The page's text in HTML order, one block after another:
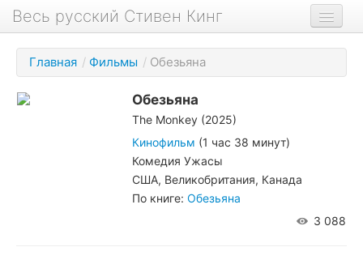
Весь русский Стивен Кинг
Книги
Фильмы
Аудиокниги
Главная / Фильмы / Обезьяна
Обезьяна
The Monkey (2025)
Кинофильм (1 час 38 минут)
Комедия Ужасы
США, Великобритания, Канада
По книге: Обезьяна
3 088